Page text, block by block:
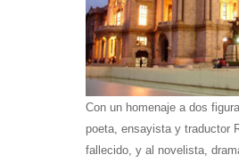
Con un homenaje a dos
poeta, ensayista y traductor
fallecido, y al novelista,